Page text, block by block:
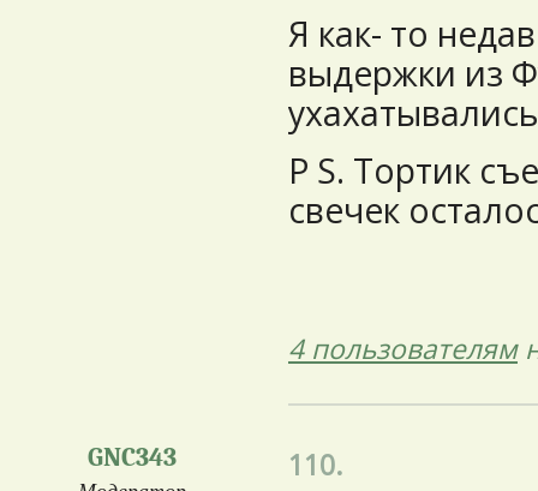
Я как- то
выдержки из
P S. Тортик
свечек
4 пользователям
GNC343 110.